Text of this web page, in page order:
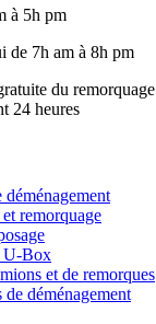
à 5h pm
de 7h am à 8h pm
du remorquage
24 heures
déménagement
remorquage
U-Box
et de remorques
de déménagement